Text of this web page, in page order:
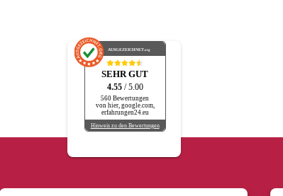
AUSGEZEICHNET.org
SEHR GUT
4.55 / 5.00
560 Bewertungen
von hier, google.com,
erfahrungen24.eu
Hinweis zu den Bewertungen